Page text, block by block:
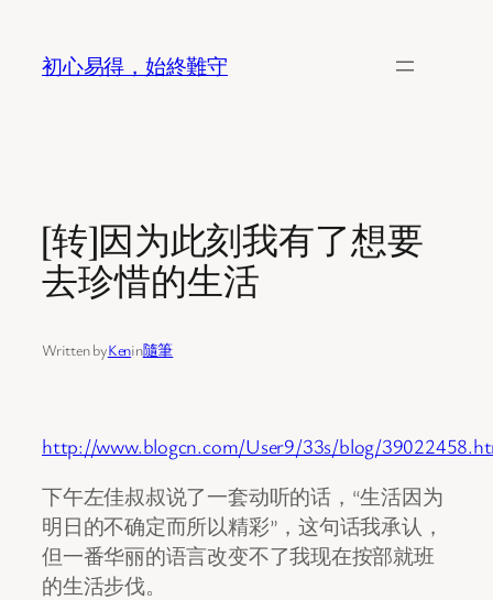
content
初心易得，始終難守
[转]因为此刻我有了想要
去珍惜的生活
Written byKenin隨筆
http://www.blogcn.com/User9/33s/blog/
下午左佳叔叔说了一套动听的话，“生活因为
明日的不确定而所以精彩”，这句话我承认，
但一番华丽的语言改变不了我现在按部就班
的生活步伐。